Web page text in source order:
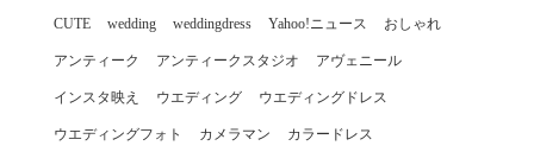
CUTE wedding weddingdress Yahoo!ニュース おしゃれ
アンティーク アンティークスタジオ アヴェニール
インスタ映え ウエディング ウエディングドレス
ウエディングフォト カメラマン カラードレス